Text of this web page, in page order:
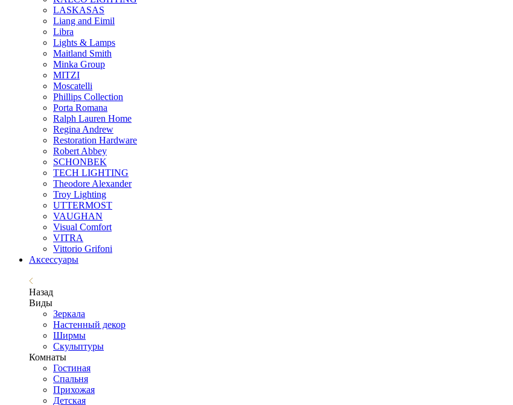
LASKASAS
Liang and Eimil
Libra
Lights & Lamps
Maitland Smith
Minka Group
MITZI
Moscatelli
Phillips Collection
Porta Romana
Ralph Lauren Home
Regina Andrew
Restoration Hardware
Robert Abbey
SCHONBEK
TECH LIGHTING
Theodore Alexander
Troy Lighting
UTTERMOST
VAUGHAN
Visual Comfort
VITRA
Vittorio Grifoni
Аксессуары
Назад
Виды
Зеркала
Настенный декор
Ширмы
Скульптуры
Комнаты
Гостиная
Спальня
Прихожая
Детская